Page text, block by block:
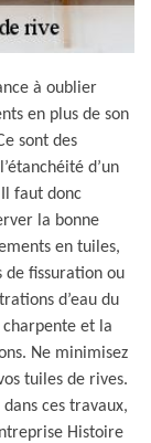
à oublier
en plus de son
sont des
d’un
faut donc
la bonne
en tuiles,
de fissuration ou
d’eau du
et la
Ne minimisez
tuiles de rives.
ces travaux,
Histoire